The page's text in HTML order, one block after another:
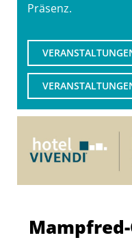
Präsenz.